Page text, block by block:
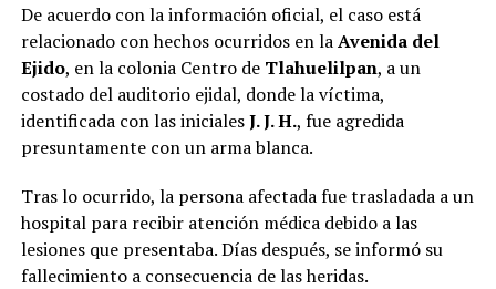
De acuerdo con la información oficial, el caso está
relacionado con hechos ocurridos en laAvenida del
Ejido, en la colonia Centro de Tlahuelilpan, a un
costado del auditorio ejidal, donde la víctima,
identificada con las inicialesJ. J. H., fue agredida
presuntamente con un arma blanca.
Tras lo ocurrido, la persona afectada fue trasladada a un
hospital para recibir atención médica debido a las
lesiones que presentaba. Días después, se informó su
fallecimiento a consecuencia de las heridas.